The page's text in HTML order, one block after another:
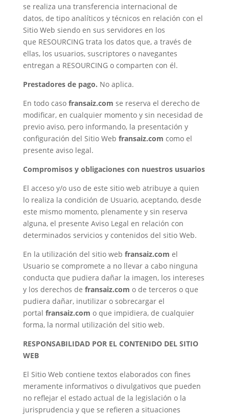
se realiza una transferencia internacional de
datos, de tipo analíticos y técnicos en relación con el
Sitio Web siendo en sus servidores en los
que RESOURCING trata los datos que, a través de
ellas, los usuarios, suscriptores o navegantes
entregan a RESOURCING o comparten con él.
Prestadores de pago. No aplica.
En todo caso fransaiz.com se reserva el derecho de
modificar, en cualquier momento y sin necesidad de
previo aviso, pero informando, la presentación y
configuración del Sitio Web fransaiz.com como el
presente aviso legal.
Compromisos y obligaciones con nuestros usuarios
El acceso y/o uso de este sitio web atribuye a quien
lo realiza la condición de Usuario, aceptando, desde
este mismo momento, plenamente y sin reserva
alguna, el presente Aviso Legal en relación con
determinados servicios y contenidos del sitio Web.
En la utilización del sitio web fransaiz.com el
Usuario se compromete a no llevar a cabo ninguna
conducta que pudiera dañar la imagen, los intereses
y los derechos de fransaiz.com o de terceros o que
pudiera dañar, inutilizar o sobrecargar el
portal fransaiz.com o que impidiera, de cualquier
forma, la normal utilización del sitio web.
RESPONSABILIDAD POR EL CONTENIDO DEL SITIO
WEB
El Sitio Web contiene textos elaborados con fines
meramente informativos o divulgativos que pueden
no reflejar el estado actual de la legislación o la
jurisprudencia y que se refieren a situaciones